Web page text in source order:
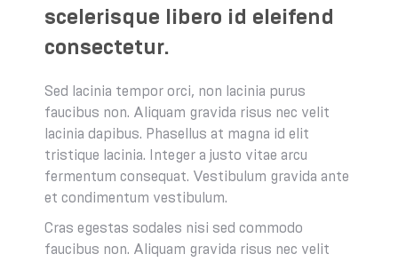
scelerisque libero id eleifend
consectetur.
Sed lacinia tempor orci, non lacinia purus
faucibus non. Aliquam gravida risus nec velit
lacinia dapibus. Phasellus at magna id elit
tristique lacinia. Integer a justo vitae arcu
fermentum consequat. Vestibulum gravida ante
et condimentum vestibulum.
Cras egestas sodales nisi sed commodo
faucibus non. Aliquam gravida risus nec velit